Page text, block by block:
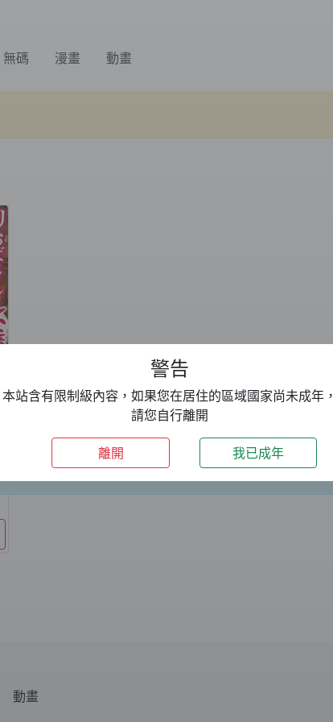
警告
本站含有限制級內容，如果您在居住的區域國家尚未成年，
請您自行離開
離開 我已成年
無碼 漫畫 動畫
動畫
VIP 升級69折優惠，一年只要
1499TWD+加碼送 3 個月～好康優惠等你來。
關閉